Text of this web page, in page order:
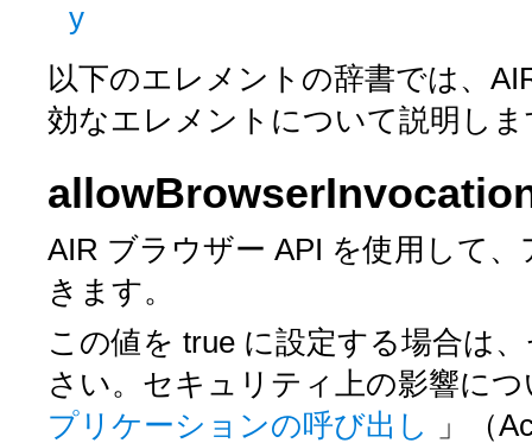
y
以下のエレメントの辞書では、
効なエレメントについて説明しま
AIR ブラウザー API を使用して
きます。
この値を true に設定する場合は
さい。セキュリティ上の影響に
プリケーションの呼び出し
」（